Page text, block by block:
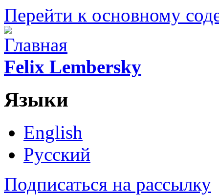
Перейти к основному
Felix Lembersky
Языки
English
Русский
Подписаться на рассылку